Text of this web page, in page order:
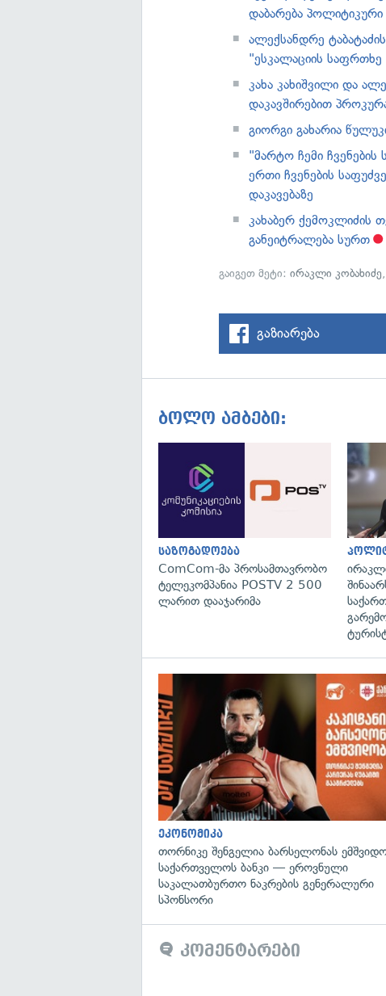
დაბარება პოლიტიკური
ალექსანდრე
"ესკალაციის საფრთხე
კახა კახიშვილი და
დაკავშირებით
გიორგი გახარია
"მარტო ჩემი
ერთი ჩვენების
დაკავებაზე
კახაბერ ქემოკლიძის
განეიტრალება სურთ
გაიგეთ მეტი:ირაკლი კობახიძე
გაზიარება
ბოლო ამბები:
საზოგადოება
ComCom-მა პროსამთავრობო
ტელეკომპანია POSTV 2 500
ლარით დააჯარიმა
ეკონომიკა
თორნიკე შენგელია ბარსელონას
საქართველოს ბანკი — ეროვნული
საკალათბურთო ნაკრების გენერალური
სპონსორი
კომენტარები